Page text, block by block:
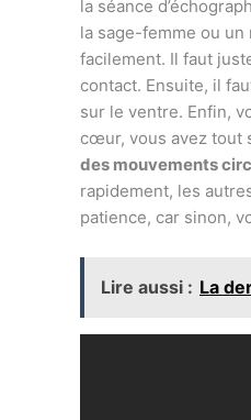
la séance
la sage-femme ou
facilement. Il faut
contact. Ensuite, il
sur le ventre. Enfin,
cœur, vous avez tout
des mouvements
rapidement, les
patience, car sinon,
Lire aussi : La